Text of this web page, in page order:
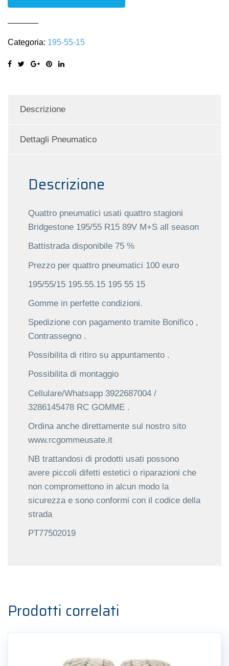
M+S
Categoria: 195-55-15
Descrizione
Dettagli Pneumatico
Descrizione
Quattro pneumatici usati quattro stagioni
Bridgestone 195/55 R15 89V M+S all season
Battistrada disponibile 75 %
Prezzo per quattro pneumatici 100 euro
195/55/15 195.55.15 195 55 15
Gomme in perfette condizioni.
Spedizione con pagamento tramite Bonifico ,
Contrassegno .
Possibilita di ritiro su appuntamento .
Possibilita di montaggio
Cellulare/Whatsapp 3922687004 /
3286145478 RC GOMME .
Ordina anche direttamente sul nostro sito
www.rcgommeusate.it
NB trattandosi di prodotti usati possono
avere piccoli difetti estetici o riparazioni che
non compromettono in alcun modo la
sicurezza e sono conformi con il codice della
strada
PT77502019
Prodotti correlati